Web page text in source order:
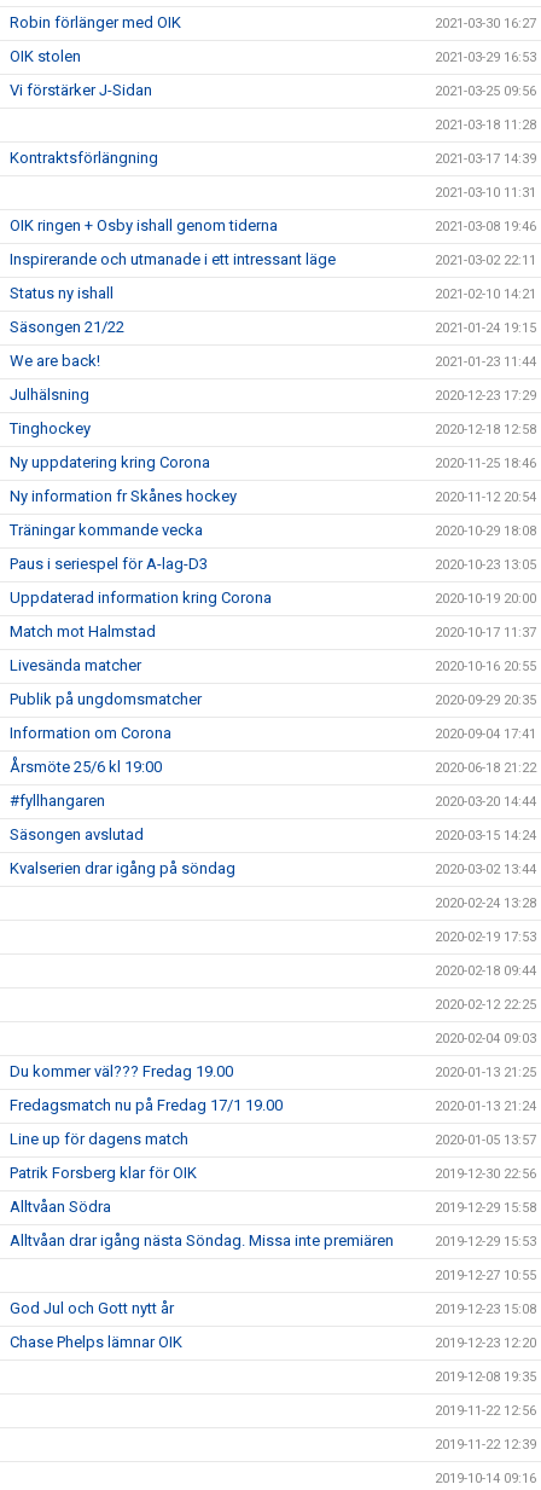
Robin förlänger med OIK 2021-03-30 16:27
OIK stolen 2021-03-29 16:53
Vi förstärker J-Sidan 2021-03-25 09:56
2021-03-18 11:28
Kontraktsförlängning 2021-03-17 14:39
2021-03-10 11:31
OIK ringen + Osby ishall genom tiderna 2021-03-08 19:46
Inspirerande och utmanade i ett intressant läge 2021-03-02 22:11
Status ny ishall 2021-02-10 14:21
Säsongen 21/22 2021-01-24 19:15
We are back! 2021-01-23 11:44
Julhälsning 2020-12-23 17:29
Tinghockey 2020-12-18 12:58
Ny uppdatering kring Corona 2020-11-25 18:46
Ny information fr Skånes hockey 2020-11-12 20:54
Träningar kommande vecka 2020-10-29 18:08
Paus i seriespel för A-lag-D3 2020-10-23 13:05
Uppdaterad information kring Corona 2020-10-19 20:00
Match mot Halmstad 2020-10-17 11:37
Livesända matcher 2020-10-16 20:55
Publik på ungdomsmatcher 2020-09-29 20:35
Information om Corona 2020-09-04 17:41
Årsmöte 25/6 kl 19:00 2020-06-18 21:22
#fyllhangaren 2020-03-20 14:44
Säsongen avslutad 2020-03-15 14:24
Kvalserien drar igång på söndag 2020-03-02 13:44
2020-02-24 13:28
2020-02-19 17:53
2020-02-18 09:44
2020-02-12 22:25
2020-02-04 09:03
Du kommer väl??? Fredag 19.00 2020-01-13 21:25
Fredagsmatch nu på Fredag 17/1 19.00 2020-01-13 21:24
Line up för dagens match 2020-01-05 13:57
Patrik Forsberg klar för OIK 2019-12-30 22:56
Alltvåan Södra 2019-12-29 15:58
Alltvåan drar igång nästa Söndag. Missa inte premiären 2019-12-29 15:53
2019-12-27 10:55
God Jul och Gott nytt år 2019-12-23 15:08
Chase Phelps lämnar OIK 2019-12-23 12:20
2019-12-08 19:35
2019-11-22 12:56
2019-11-22 12:39
2019-10-14 09:16